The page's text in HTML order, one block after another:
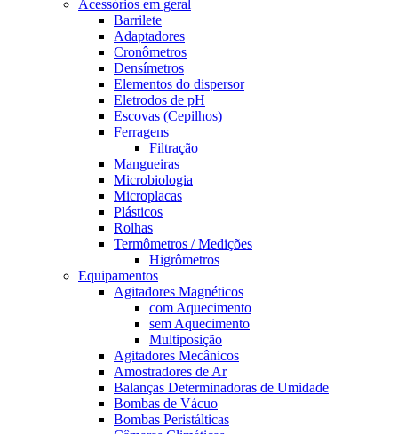
Acessórios em geral
Barrilete
Adaptadores
Cronômetros
Densímetros
Elementos do dispersor
Eletrodos de pH
Escovas (Cepilhos)
Ferragens
Filtração
Mangueiras
Microbiologia
Microplacas
Plásticos
Rolhas
Termômetros / Medições
Higrômetros
Equipamentos
Agitadores Magnéticos
com Aquecimento
sem Aquecimento
Multiposição
Agitadores Mecânicos
Amostradores de Ar
Balanças Determinadoras de Umidade
Bombas de Vácuo
Bombas Peristálticas